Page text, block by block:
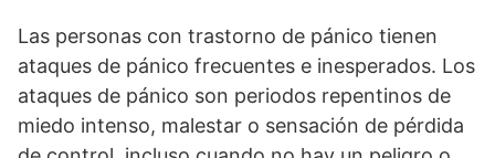
Las personas con trastorno de pánico tienen
ataques de pánico frecuentes e inesperados. Los
ataques de pánico son periodos repentinos de
miedo intenso, malestar o sensación de pérdida